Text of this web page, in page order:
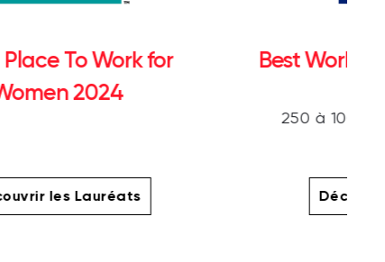
To Work for
2024
les Lauréats
Best
250 à 1000